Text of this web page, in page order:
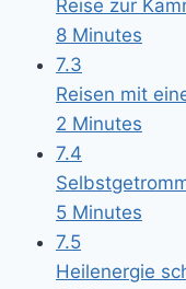
Reise zur
8 Minutes
7.3
Reisen mit
2 Minutes
7.4
5 Minutes
7.5
Heilenergie